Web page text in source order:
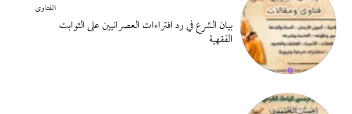
الفتاوى
بيان الشرع في رد افتراءات العصرانيين على الثوابت
الفقهية